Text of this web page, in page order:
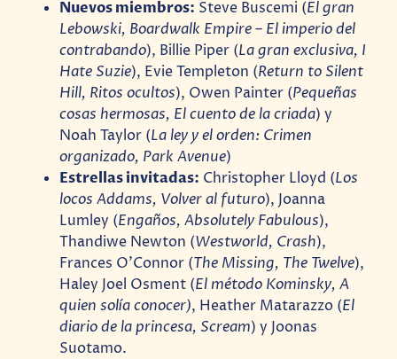
Nuevos miembros: Steve Buscemi (El gran
Lebowski, Boardwalk Empire – El imperio del
contrabando), Billie Piper (La gran exclusiva, I
Hate Suzie), Evie Templeton (Return to Silent
Hill, Ritos ocultos), Owen Painter (Pequeñas
cosas hermosas, El cuento de la criada) y
Noah Taylor (La ley y el orden: Crimen
organizado, Park Avenue)
Estrellas invitadas: Christopher Lloyd (Los
locos Addams, Volver al futuro), Joanna
Lumley (Engaños, Absolutely Fabulous),
Thandiwe Newton (Westworld, Crash),
Frances O’Connor (The Missing, The Twelve),
Haley Joel Osment (El método Kominsky, A
quien solía conocer), Heather Matarazzo (El
diario de la princesa, Scream) y Joonas
Suotamo.